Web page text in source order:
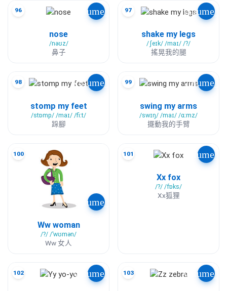
96 volume_up
nose
/nəʊz/
鼻子
97
shake my legs
/ʃeɪk/ /maɪ/ /?/
搖晃我的腿
98 volume_up
stomp my feet
/stɒmp/ /maɪ/ /fiːt/
跺腳
99
swing my arms
/swɪŋ/ /maɪ/ /ɑːmz/
擺動我的手臂
100
volume_up
Ww woman
/?/ /ˈwʊmən/
Ww 女人
101
Xx fox
/?/ /fɒks/
Xx狐狸
102 volume_up 103